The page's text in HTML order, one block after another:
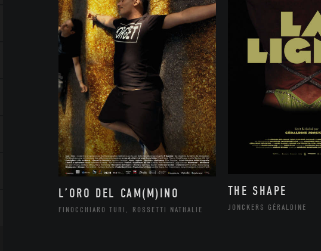
L’ORO DEL CAM(M)INO
FINOCCHIARO TURI, ROSSETTI NATHALIE
THE SHAPE
JONCKERS GÉRALDINE